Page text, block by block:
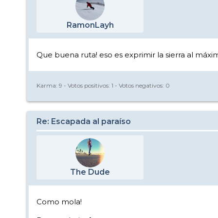
RamonLayh
Que buena ruta! eso es exprimir la sierra al
Karma: 9 - Votos positivos: 1 - Votos negativos: 0
Re: Escapada al paraíso
The Dude
Como mola!